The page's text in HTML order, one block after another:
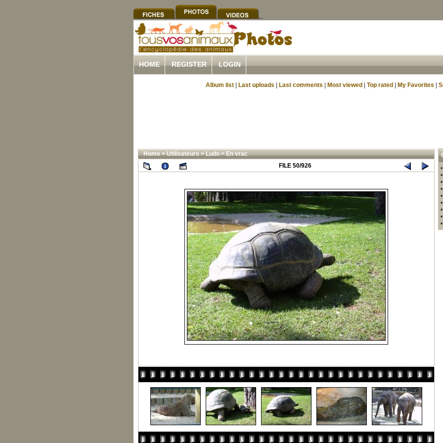
HOME REGISTER LOGIN
Album list Last uploads Last comments Most viewed Top rated My Favorites
Home>Utilisateurs>Ludo>En vrac
FILE 50/926
•
•
•
•